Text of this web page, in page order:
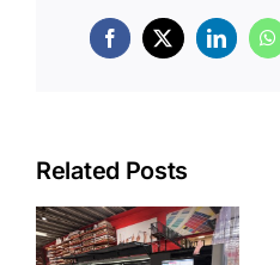
Facebook
X
Related Posts